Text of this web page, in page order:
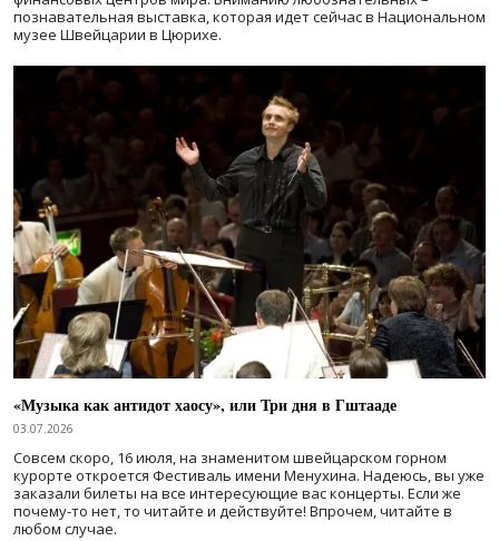
познавательная выставка, которая идет сейчас в Национальном
музее Швейцарии в Цюрихе.
«Музыка как антидот хаосу», или Три дня в Гштааде
03.07.2026
Совсем скоро, 16 июля, на знаменитом швейцарском горном
курорте откроется Фестиваль имени Менухина. Надеюсь, вы уже
заказали билеты на все интересующие вас концерты. Если же
почему-то нет, то читайте и действуйте! Впрочем, читайте в
любом случае.